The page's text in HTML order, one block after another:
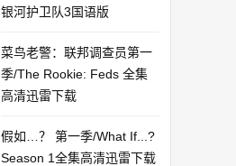
银河护卫队3国语版
菜鸟老警：联邦调查员第一
季/The Rookie: Feds 全集
高清迅雷下载
假如…？ 第一季/What If...?
Season 1全集高清迅雷下载